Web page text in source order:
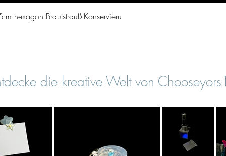
Aperçu rapide
hexagon Brautstrauß-Konservieru
die kreative Welt von